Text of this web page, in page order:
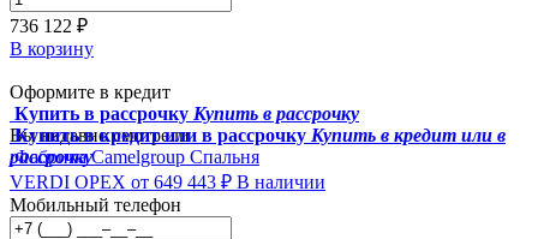
736 122 ₽
В корзину
Оформите в кредит
Купить в рассрочку Купить в рассрочку
Купить в кредит или в рассрочку Купить в кредит или в
рассрочку
Вы недавно смотрели
Фабрика Camelgroup Спальня
VERDI ОРЕХ от 649 443 ₽ В наличии
Мобильный телефон